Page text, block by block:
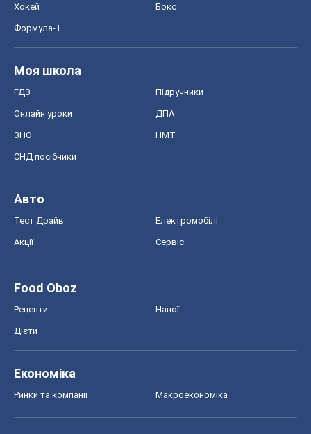
Хокей Бокс
Формула-1
Моя школа
ГДЗ Підручники
Онлайн уроки ДПА
ЗНО НМТ
СНД посібники
Авто
Тест Драйв Електромобілі
Акції Сервіс
Food Oboz
Рецепти Напої
Дієти
Економіка
Ринки та компанії Макроекономіка